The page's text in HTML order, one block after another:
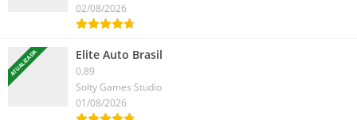
02/08/2026
ATUALIZADA Elite Auto Brasil
0.89
Solty Games Studio
01/08/2026